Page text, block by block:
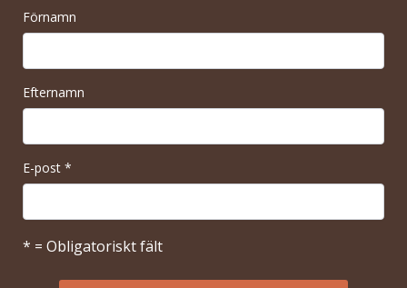
Förnamn
Efternamn
E-post *
* = Obligatoriskt fält